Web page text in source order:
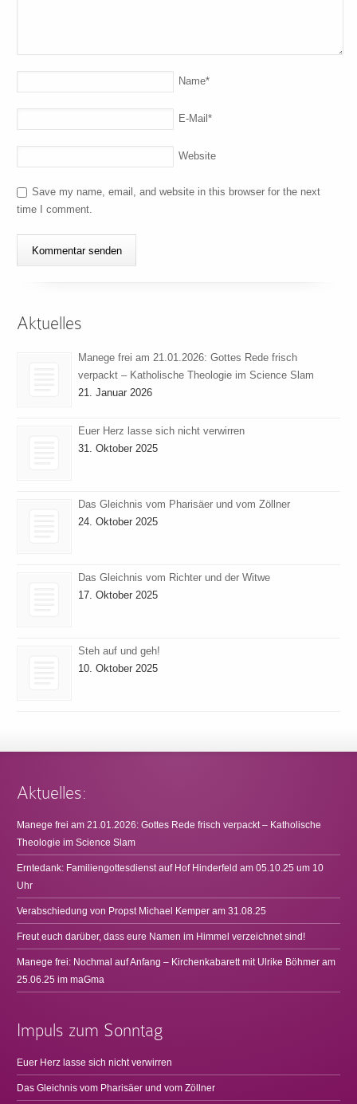
Name*
E-Mail*
Website
Save my name, email, and website in this browser for the next
time I comment.
Aktuelles
Manege frei am 21.01.2026: Gottes Rede frisch
verpackt – Katholische Theologie im Science Slam
21. Januar 2026
Euer Herz lasse sich nicht verwirren
31. Oktober 2025
Das Gleichnis vom Pharisäer und vom Zöllner
24. Oktober 2025
Das Gleichnis vom Richter und der Witwe
17. Oktober 2025
Steh auf und geh!
10. Oktober 2025
Aktuelles:
Manege frei am 21.01.2026: Gottes Rede frisch verpackt – Katholische
Theologie im Science Slam
Erntedank: Familiengottesdienst auf Hof Hinderfeld am 05.10.25 um 10
Uhr
Verabschiedung von Propst Michael Kemper am 31.08.25
Freut euch darüber, dass eure Namen im Himmel verzeichnet sind!
Manege frei: Nochmal auf Anfang – Kirchenkabarett mit Ulrike Böhmer am
25.06.25 im maGma
Impuls zum Sonntag
Euer Herz lasse sich nicht verwirren
Das Gleichnis vom Pharisäer und vom Zöllner